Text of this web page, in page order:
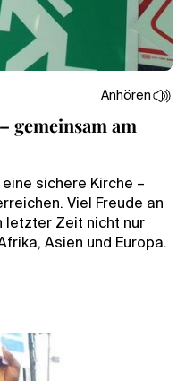
Anhören
gemeinsam am
eine sichere Kirche –
Viel Freude an
letzter Zeit nicht nur
Asien und Europa.